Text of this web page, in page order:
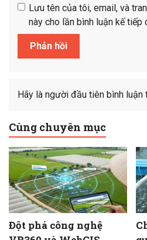
Lưu tên của tôi, email, và
này cho lần bình luận kế tiếp
Hãy là người đầu tiên bình luận
Cùng chuyên mục
Đột phá công nghệ